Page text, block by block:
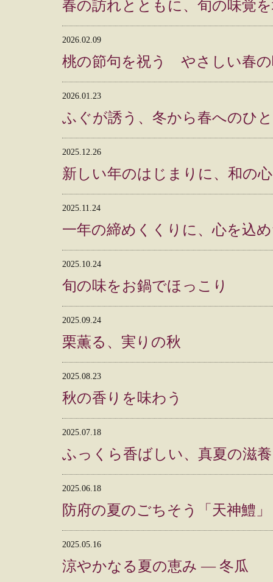
春の訪れとともに、旬の味覚
2026.02.09
桃の節句を祝う やさしい春
2026.01.23
ふぐが誘う、冬から春へのひ
2025.12.26
新しい年のはじまりに、和の
2025.11.24
一年の締めくくりに、心を込
2025.10.24
旬の味をお鍋でほっこり
2025.09.24
栗薫る、実りの秋
2025.08.23
秋の香りを味わう
2025.07.18
ふっくら香ばしい、真夏の滋養
2025.06.18
防府の夏のごちそう「天神鱧」
2025.05.16
涼やかなる夏の恵み ― 冬瓜